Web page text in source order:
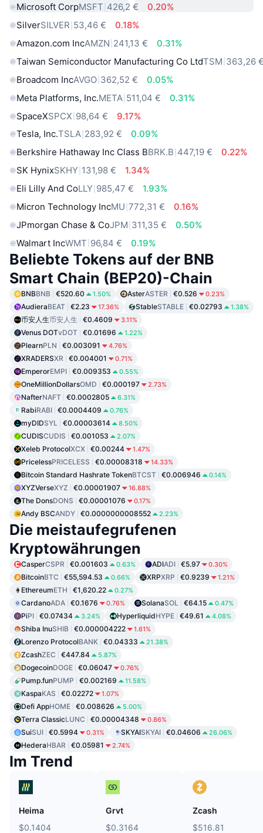
Microsoft CorpMSFT 426,2 €
0.20%
SilverSILVER 53,46 €
0.18%
Amazon.com IncAMZN 241,13 €
0.31%
Taiwan Semiconductor Manufacturing Co LtdTSM 363,26
Broadcom IncAVGO 362,52 €
0.05%
Meta Platforms, Inc.META 511,04 €
0.31%
SpaceXSPCX 98,64 €
9.17%
Tesla, Inc.TSLA 283,92 €
0.09%
Berkshire Hathaway Inc Class BBRK.B 447,19 €
0.22%
SK HynixSKHY 131,98 €
1.34%
Eli Lilly And CoLLY 985,47 €
1.93%
Micron Technology IncMU 772,31 €
0.16%
JPmorgan Chase & CoJPM 311,35 €
0.50%
Walmart IncWMT 96,84 € 0.19%
Beliebte Tokens auf der BNB
Smart Chain (BEP20)-Chain
BNBBNB €520.60 1.50% AsterASTER €0.526 0.23%
AudieraBEAT €2.23 17.36% StableSTABLE €0.02793 1.38%
币安人生币安人生 €0.4609 3.11%
Venus DOTvDOT €0.01696 1.22%
PlearnPLN €0.003091 4.76%
XRADERSXR €0.004001 0.71%
EmperorEMPI €0.009353 0.55%
OneMillionDollarsOMD €0.000197 2.73%
NafterNAFT €0.0002805 6.31%
RabiRABI €0.0004409 0.76%
myDIDSYL €0.00003614 8.50%
CUDISCUDIS €0.001053 2.07%
Xeleb ProtocolXCX €0.00244 1.47%
PricelessPRICELESS €0.00008318 14.33%
Bitcoin Standard Hashrate TokenBTCST €0.006946 0.14%
XYZVerseXYZ €0.00001907 16.88%
The DonsDONS €0.00001076 0.17%
Andy BSCANDY €0.0000000008552 2.23%
Die meistaufegrufenen
Kryptowährungen
CasperCSPR €0.001603 0.63% ADIADI €5.97 0.30%
BitcoinBTC €55,594.53 0.66% XRPXRP €0.9239 1.21%
EthereumETH €1,620.22 0.27%
CardanoADA €0.1676 0.76% SolanaSOL €64.15 0.47%
PiPI €0.07434 3.24% HyperliquidHYPE €49.61 4.08%
Shiba InuSHIB €0.000004222 1.61%
Lorenzo ProtocolBANK €0.04333 21.38%
ZcashZEC €447.84 5.87%
DogecoinDOGE €0.06047 0.76%
Pump.funPUMP €0.002169 11.58%
KaspaKAS €0.02272 1.07%
Defi AppHOME €0.008626 5.00%
Terra ClassicLUNC €0.00004348 0.86%
SuiSUI €0.5994 0.31% SKYAISKYAI €0.04606 26.06%
HederaHBAR €0.05981 2.74%
Im Trend
Heima
$0.1404
Grvt
$0.3164
Zcash
$516.81